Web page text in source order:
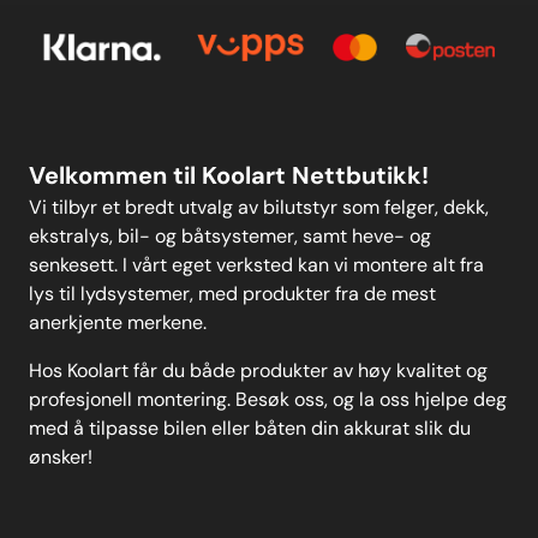
Personvern
Velkommen til Koolart Nettbutikk!
Vi tilbyr et bredt utvalg av bilutstyr som felger, dekk,
ekstralys, bil- og båtsystemer, samt heve- og
senkesett. I vårt eget verksted kan vi montere alt fra
lys til lydsystemer, med produkter fra de mest
anerkjente merkene.
Hos Koolart får du både produkter av høy kvalitet og
profesjonell montering. Besøk oss, og la oss hjelpe deg
med å tilpasse bilen eller båten din akkurat slik du
ønsker!